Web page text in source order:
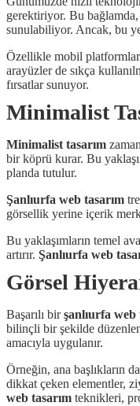
gerektiriyor. Bu
sunulabiliyor. Ancak, bu
Özellikle mobil
arayüzler de sıkça
fırsatlar sunuyor.
Minimalist
Minimalist tasarım
bir köprü kurar. Bu
planda tutulur.
Şanlıurfa web tasarım
görsellik yerine içerik
Bu yaklaşımların temel
artırır. Şanlıurfa web
Görsel
Başarılı birşanlıurfa web
bilinçli bir şekilde
amacıyla uygulanır.
Örneğin, ana başlıkların
dikkat çeken elementler,
web tasarım teknikleri,